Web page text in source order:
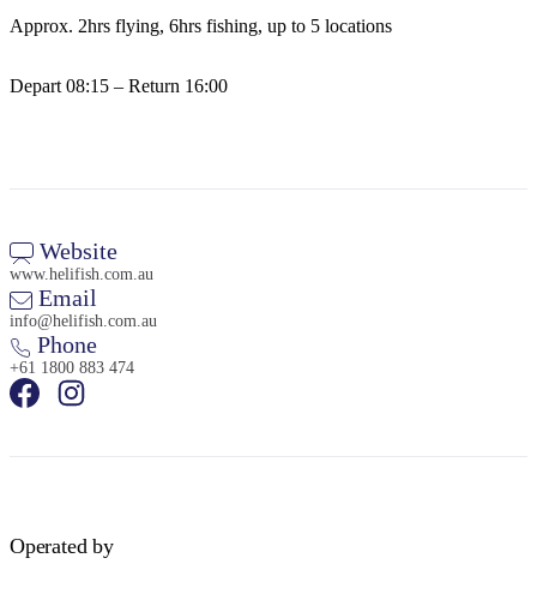
Approx. 2hrs flying, 6hrs fishing, up to 5 locations
Depart 08:15 – Return 16:00
Website
www.helifish.com.au
Email
info@helifish.com.au
Phone
+61 1800 883 474
Operated by